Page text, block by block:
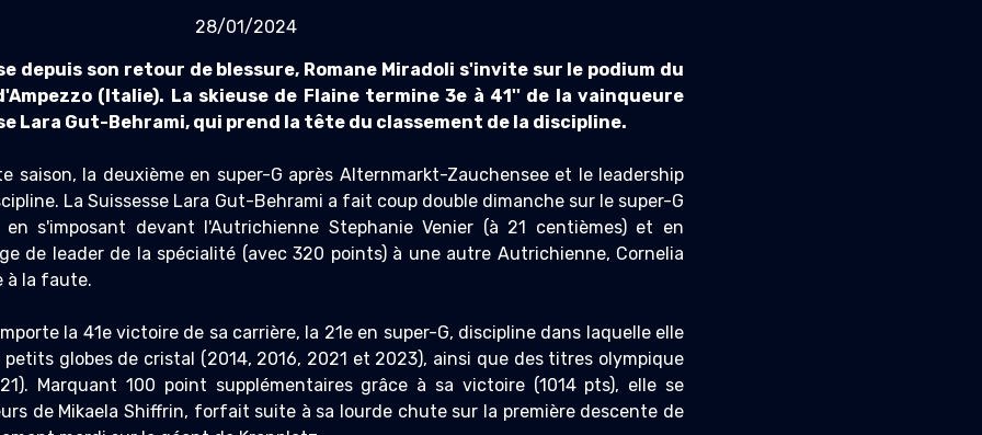
28/01/2024
depuis son retour de blessure, Romane Miradoli s'invite sur le podium du
(Italie). La skieuse de Flaine termine 3e à 41'' de la vainqueure
Lara Gut-Behrami, qui prend la tête du classement de la discipline.
saison, la deuxième en super-G après Alternmarkt-Zauchensee et le leadership
La Suissesse Lara Gut-Behrami a fait coup double dimanche sur le super-G
en s'imposant devant l'Autrichienne Stephanie Venier (à 21 centièmes) et en
de leader de la spécialité (avec 320 points) à une autre Autrichienne, Cornelia
à la faute.
la 41e victoire de sa carrière, la 21e en super-G, discipline dans laquelle elle
globes de cristal (2014, 2016, 2021 et 2023), ainsi que des titres olympique
Marquant 100 point supplémentaires grâce à sa victoire (1014 pts), elle se
de Mikaela Shiffrin, forfait suite à sa lourde chute sur la première descente de